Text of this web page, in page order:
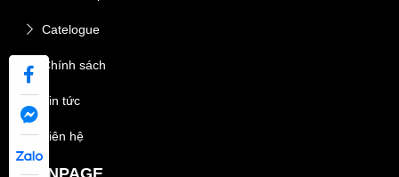
Catelogue
Chính sách
Tin tức
Liên hệ
FANPAGE